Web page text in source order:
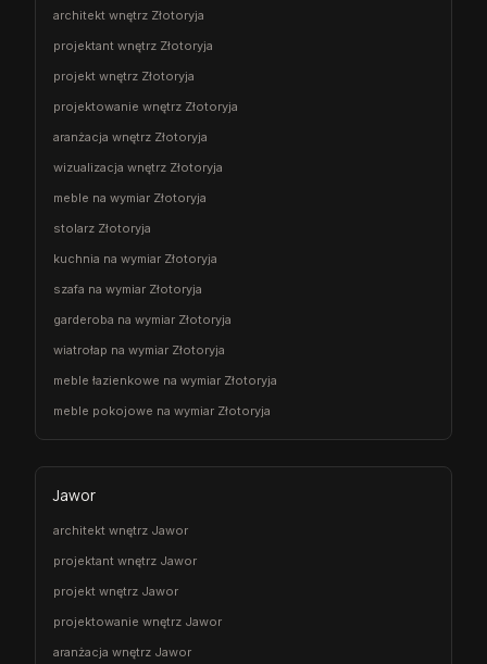
architekt wnętrz Złotoryja
projektant wnętrz Złotoryja
projekt wnętrz Złotoryja
projektowanie wnętrz Złotoryja
aranżacja wnętrz Złotoryja
wizualizacja wnętrz Złotoryja
meble na wymiar Złotoryja
stolarz Złotoryja
kuchnia na wymiar Złotoryja
szafa na wymiar Złotoryja
garderoba na wymiar Złotoryja
wiatrołap na wymiar Złotoryja
meble łazienkowe na wymiar Złotoryja
meble pokojowe na wymiar Złotoryja
Jawor
architekt wnętrz Jawor
projektant wnętrz Jawor
projekt wnętrz Jawor
projektowanie wnętrz Jawor
aranżacja wnętrz Jawor